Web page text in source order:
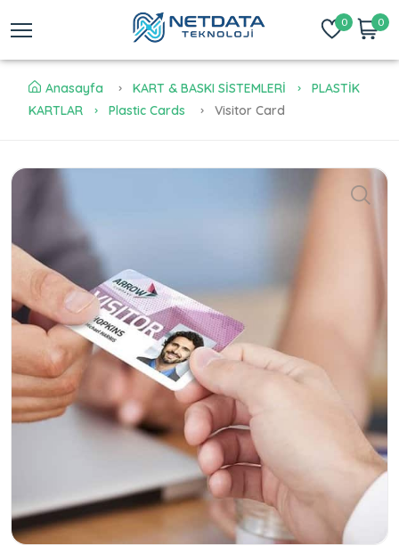
0 0
Anasayfa KART & BASKI SİSTEMLERİ
PLASTİK
KARTLAR
Plastic Cards Visitor Card